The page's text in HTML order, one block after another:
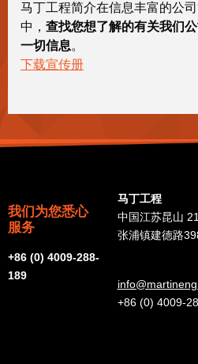
马丁工程简介在信息丰富的公
中， 查找您想了解的有关我们
一切信息。
下载宣传册
我们为您悉心
服务
+86 (0) 4009-288-
189
马丁工程
中国江苏昆山
张浦镇建德路
+86 (0) 4009-